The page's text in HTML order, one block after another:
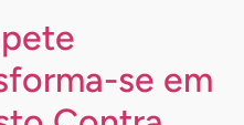
se em